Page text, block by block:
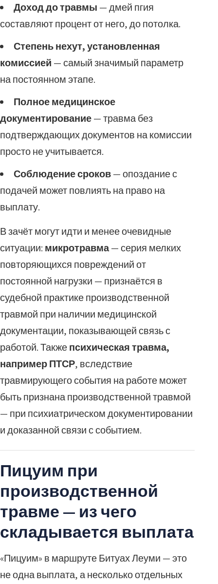
Доход до травмы — дмей пгия
составляют процент от него, до потолка.
Степень нехут, установленная
комиссией — самый значимый параметр
на постоянном этапе.
Полное медицинское
документирование— травма без
подтверждающих документов на комиссии
просто не учитывается.
Соблюдение сроков— опоздание с
подачей может повлиять на право на
выплату.
В зачёт могут идти и менее очевидные
ситуации: микротравма— серия мелких
повторяющихся повреждений от
постоянной нагрузки — признаётся в
судебной практике производственной
травмой при наличии медицинской
документации, показывающей связь с
работой. Такжепсихическая травма,
например ПТСР, вследствие
травмирующего события на работе может
быть признана производственной травмой
— при психиатрическом документировании
и доказанной связи с событием.
Пицуим при
производственной
травме — из чего
складывается выплата
«Пицуим» в маршруте Битуах Леуми — это
не одна выплата, а несколько отдельных